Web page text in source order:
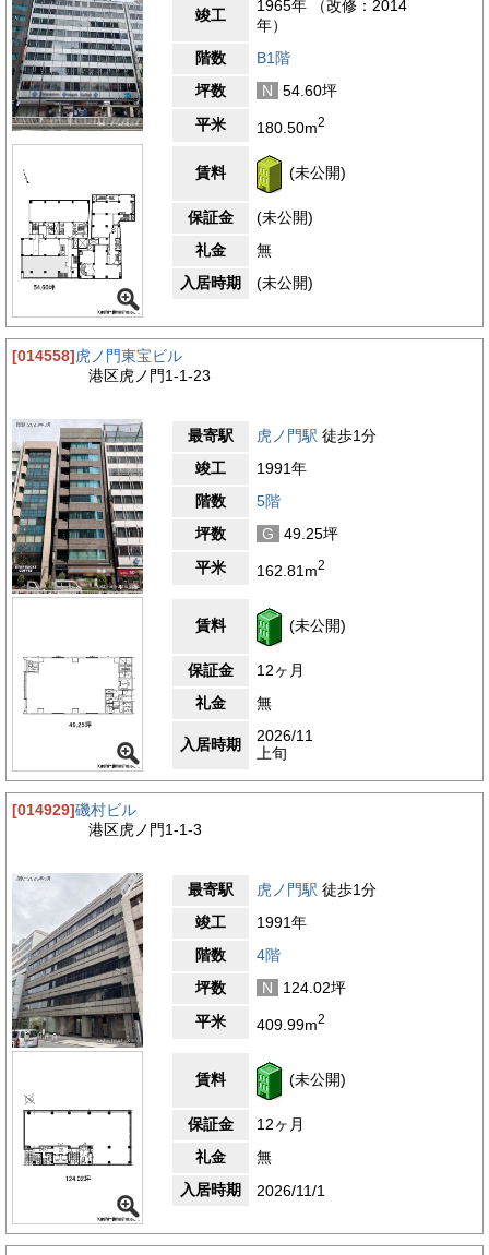
竣工
1965年 （改修：2014
年）
階数
B1階
坪数
N
54.60坪
平米
180.50m2
賃料 (未公開)
保証金
(未公開)
礼金
無
入居時期
(未公開)
[014558]虎ノ門東宝ビル
港区虎ノ門1-1-23
最寄駅 虎ノ門駅 徒歩1分
竣工
1991年
階数
5階
坪数
G
49.25坪
平米
162.81m2
賃料 (未公開)
保証金
12ヶ月
礼金
無
入居時期
2026/11
上旬
[014929]磯村ビル
港区虎ノ門1-1-3
最寄駅 虎ノ門駅 徒歩1分
竣工
1991年
階数
4階
坪数
N
124.02坪
平米
409.99m2
賃料 (未公開)
保証金
12ヶ月
礼金
無
入居時期
2026/11/1